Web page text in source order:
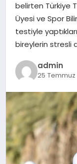
SPOR
TEKNOLOJI
YAŞAM
belirten Türkiye
Üyesi ve Spor
testiyle
bireylerin stresli
admin
25 Temmuz